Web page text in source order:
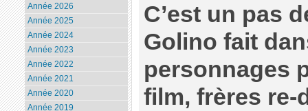
C’est un pas
Golino fait
personnages
film, frères re-
Année 2026
Année 2025
Année 2024
Année 2023
Année 2022
Année 2021
Année 2020
Année 2019